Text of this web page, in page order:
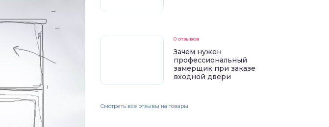
0 отзывов
Зачем нужен
профессиональный
замерщик при заказе
входной двери
Смотреть все отзывы на товары